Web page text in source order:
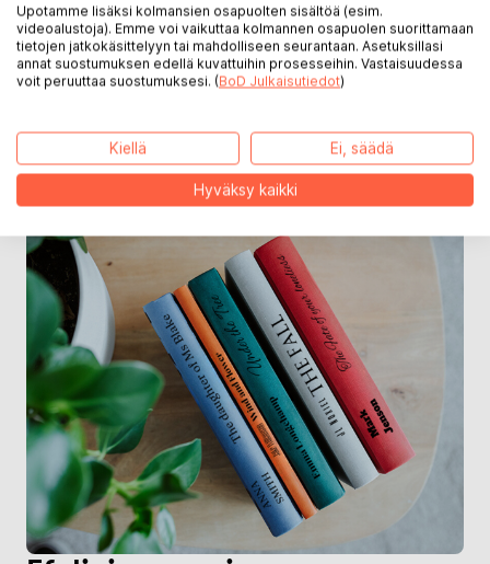
Kovakantisissa kirjoissa on mustavalkoinen
kapiteelinauha, joka sulkee kirjalohkon ja kirjan
selän välisen raon.
Upotamme lisäksi kolmansien osapuolten sisältöä (esim.
videoalustoja). Emme voi vaikuttaa kolmannen osapuolen suorittamaan
tietojen jatkokäsittelyyn tai mahdolliseen seurantaan. Asetuksillasi
annat suostumuksen edellä kuvattuihin prosesseihin. Vastaisuudessa
voit peruuttaa suostumuksesi. (BoD Julkaisutiedot)
Kiellä Ei, säädä
Hyväksy kaikki